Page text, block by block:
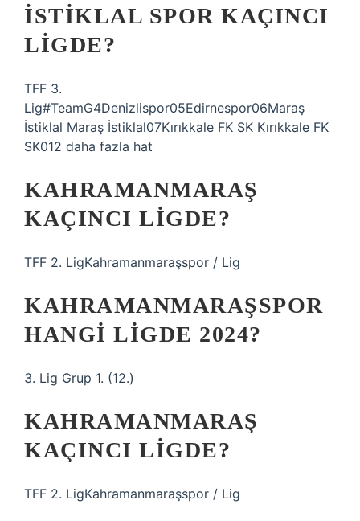
İSTIKLAL SPOR KAÇINCI
LIGDE?
TFF 3.
Lig#TeamG4Denizlispor05Edirnespor06Maraş
İstiklal Maraş İstiklal07Kırıkkale FK SK Kırıkkale FK
SK012 daha fazla hat
KAHRAMANMARAŞ
KAÇINCI LIGDE?
TFF 2. LigKahramanmaraşspor / Lig
KAHRAMANMARAŞSPOR
HANGI LIGDE 2024?
3. Lig Grup 1. (12.)
KAHRAMANMARAŞ
KAÇINCI LIGDE?
TFF 2. LigKahramanmaraşspor / Lig